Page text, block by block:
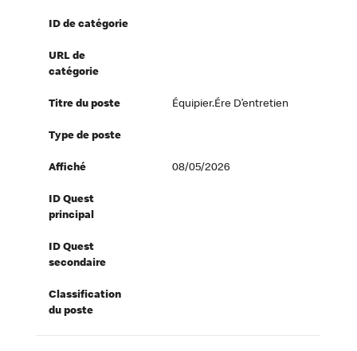
ID de catégorie
URL de
catégorie
Titre du poste Équipier.ére D’entretien
Type de poste
Affiché 08/05/2026
ID Quest
principal
ID Quest
secondaire
Classification
du poste